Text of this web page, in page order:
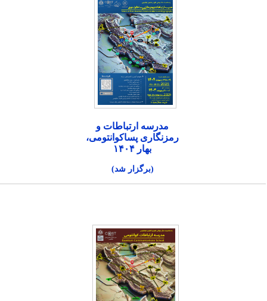
مدرسه ارتباطات و
رمزنگاری پساکوانتومی،
بهار ۱۴۰۴
(برگزار شد)